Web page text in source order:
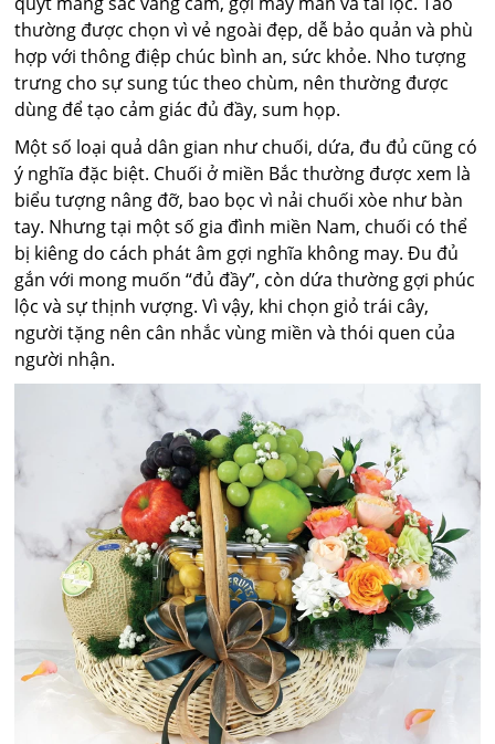
thường được chọn vì vẻ ngoài đẹp, dễ bảo quản và phù
hợp với thông điệp chúc bình an, sức khỏe. Nho tượng
trưng cho sự sung túc theo chùm, nên thường được
dùng để tạo cảm giác đủ đầy, sum họp.
Một số loại quả dân gian như chuối, dứa, đu đủ cũng có
ý nghĩa đặc biệt. Chuối ở miền Bắc thường được xem là
biểu tượng nâng đỡ, bao bọc vì nải chuối xòe như bàn
tay. Nhưng tại một số gia đình miền Nam, chuối có thể
bị kiêng do cách phát âm gợi nghĩa không may. Đu đủ
gắn với mong muốn “đủ đầy”, còn dứa thường gợi phúc
lộc và sự thịnh vượng. Vì vậy, khi chọn giỏ trái cây,
người tặng nên cân nhắc vùng miền và thói quen của
người nhận.